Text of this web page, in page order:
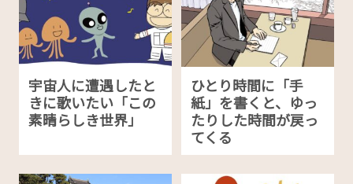
宇宙人に遭遇したと
きに歌いたい「この
素晴らしき世界」
ひとり時間に「手
紙」を書くと、ゆっ
たりした時間が戻っ
てくる